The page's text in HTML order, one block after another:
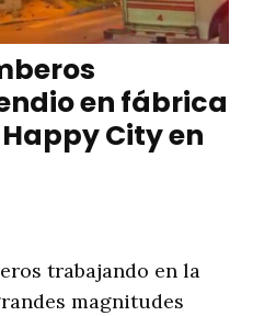
en fábrica
City en
trabajando en la
magnitudes